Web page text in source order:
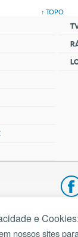
↑ TOPO
João Paulo II
e Cookies:
nossos sites